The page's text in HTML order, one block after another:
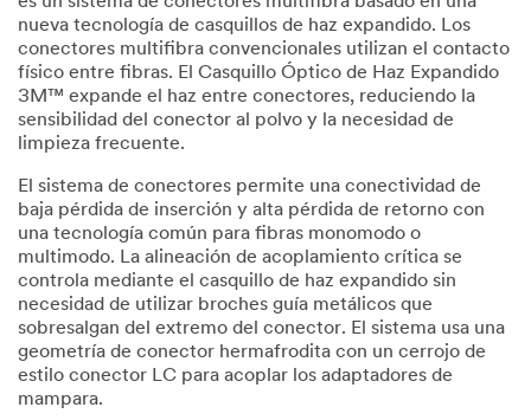
nueva tecnología de casquillos de haz expandido. Los
conectores multifibra convencionales utilizan el contacto
físico entre fibras. El Casquillo Óptico de Haz Expandido
3M™ expande el haz entre conectores, reduciendo la
sensibilidad del conector al polvo y la necesidad de
limpieza frecuente.
El sistema de conectores permite una conectividad de
baja pérdida de inserción y alta pérdida de retorno con
una tecnología común para fibras monomodo o
multimodo. La alineación de acoplamiento crítica se
controla mediante el casquillo de haz expandido sin
necesidad de utilizar broches guía metálicos que
sobresalgan del extremo del conector. El sistema usa una
geometría de conector hermafrodita con un cerrojo de
estilo conector LC para acoplar los adaptadores de
mampara.